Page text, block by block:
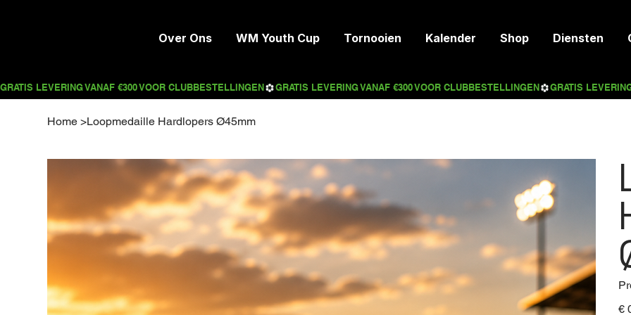
Over Ons WM Youth Cup Tornooien Kalender Shop Diensten
Home >Loopmedaille Hardlopers Ø45mm
Prijs
€